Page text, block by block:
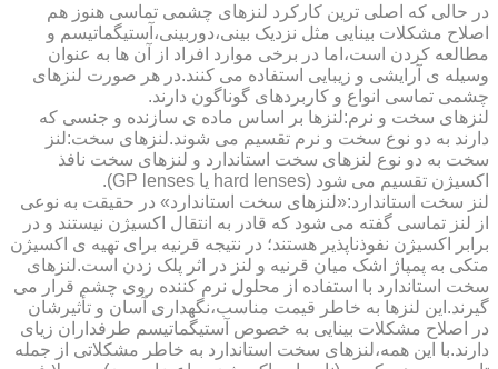
در حالی که اصلی ترین کارکرد لنزهای چشمی تماسی هنوز هم
اصلاح مشکلات بینایی مثل نزدیک بینی،دوربینی،آستیگماتیسم و
مطالعه کردن است،اما در برخی موارد افراد از آن ها به عنوان
وسیله ی آرایشی و زیبایی استفاده می کنند.در هر صورت لنزهای
چشمی تماسی انواع و کاربردهای گوناگون دارند.
لنزهای سخت و نرم:لنزها بر اساس ماده ی سازنده و جنسی که
دارند به دو نوع سخت و نرم تقسیم می شوند.لنزهای سخت:لنز
سخت به دو نوع لنزهای سخت استاندارد و لنزهای سخت نافذ
اکسیژن تقسیم می شود (hard lenses یا GP lenses).
لنز سخت استاندارد:«لنزهای سخت استاندارد» در حقیقت به نوعی
از لنز تماسی گفته می شود که قادر به انتقال اکسیژن نیستند و در
برابر اکسیژن نفوذناپذیر هستند؛ در نتیجه قرنیه برای تهیه ی اکسیژن
متکی به پمپاژ اشک میان قرنیه و لنز در اثر پلک زدن است.لنزهای
سخت استاندارد با استفاده از محلول نرم کننده روی چشم قرار می
گیرند.این لنزها به خاطر قیمت مناسب،نگهداری آسان و تأثیرشان
در اصلاح مشکلات بینایی به خصوص آستیگماتیسم طرفداران زیای
دارند.با این همه،لنزهای سخت استاندارد به خاطر مشکلاتی از جمله